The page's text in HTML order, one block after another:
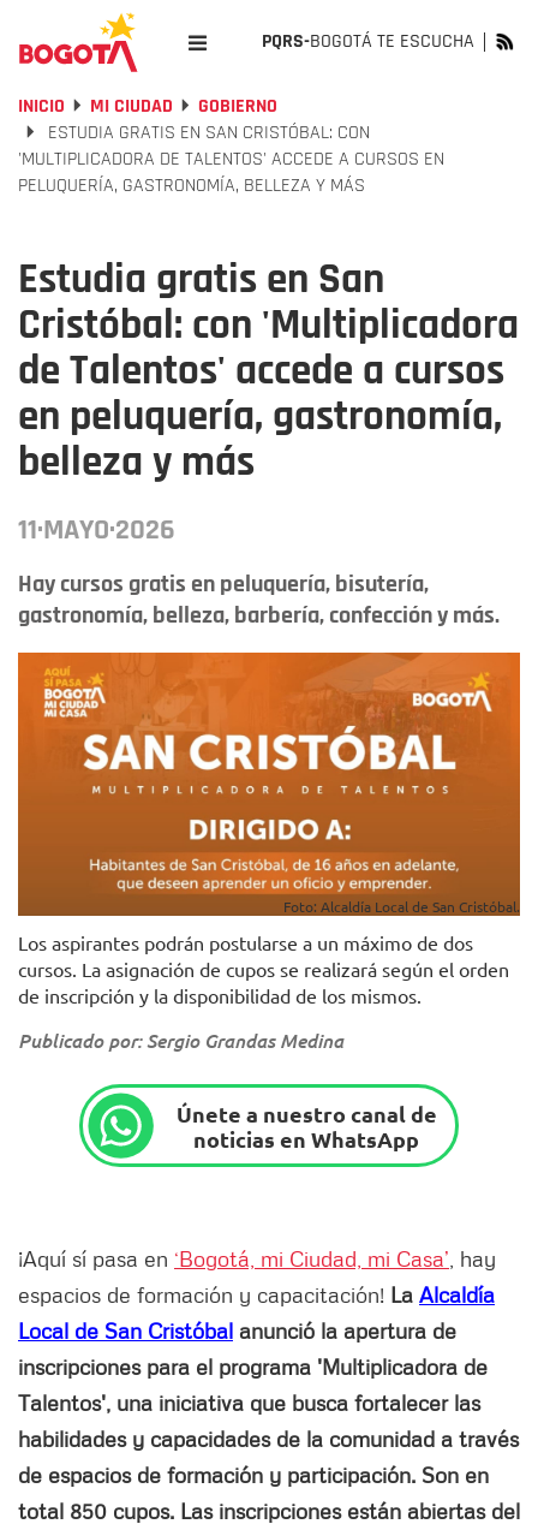
PQRS-BOGOTÁ TE ESCUCHA
INICIO MI CIUDAD
GOBIERNO
ESTUDIA GRATIS EN SAN CRISTÓBAL: CON
'MULTIPLICADORA DE TALENTOS' ACCEDE A CURSOS EN
PELUQUERÍA, GASTRONOMÍA, BELLEZA Y MÁS
Estudia gratis en San
Cristóbal: con 'Multiplicadora
de Talentos' accede a cursos
en peluquería, gastronomía,
belleza y más
11·MAYO·2026
Hay cursos gratis en peluquería, bisutería,
gastronomía, belleza, barbería, confección y más.
Foto: Alcaldía Local de San Cristóbal.
Los aspirantes podrán postularse a un máximo de dos
cursos. La asignación de cupos se realizará según el orden
de inscripción y la disponibilidad de los mismos.
Publicado por: Sergio Grandas Medina
Únete a nuestro canal de
noticias en WhatsApp
¡Aquí sí pasa en ‘Bogotá, mi Ciudad, mi Casa’ , hay
espacios de formación y capacitación! La Alcaldía
Local de San Cristóbal anunció la apertura de
inscripciones para el programa 'Multiplicadora de
Talentos', una iniciativa que busca fortalecer las
habilidades y capacidades de la comunidad a través
de espacios de formación y participación. Son en
total 850 cupos. Las inscripciones están abiertas del